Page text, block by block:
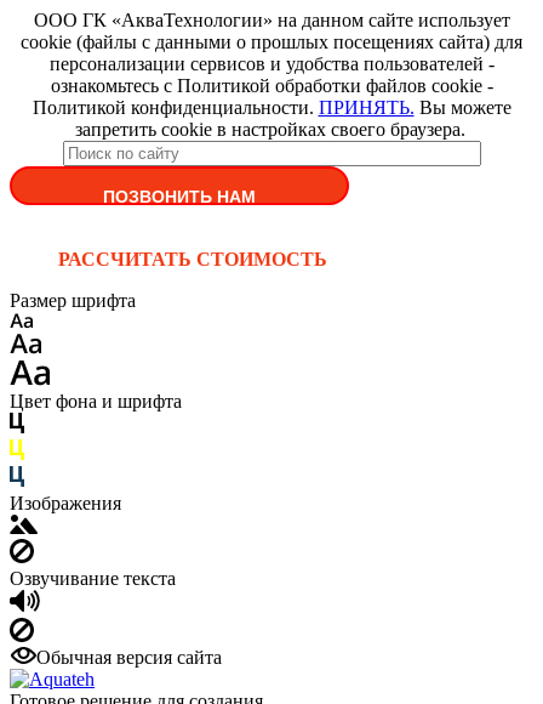
ООО ГК «АкваТехнологии» на данном сайте использует
cookie (файлы с данными о прошлых посещениях сайта) для
персонализации сервисов и удобства пользователей -
ознакомьтесь с Политикой обработки файлов cookie -
Политикой конфиденциальности. ПРИНЯТЬ. Вы можете
запретить cookie в настройках своего браузера.
ПОЗВОНИТЬ НАМ
РАССЧИТАТЬ СТОИМОСТЬ
Размер шрифта
Цвет фона и шрифта
Изображения
Озвучивание текста
Обычная версия сайта